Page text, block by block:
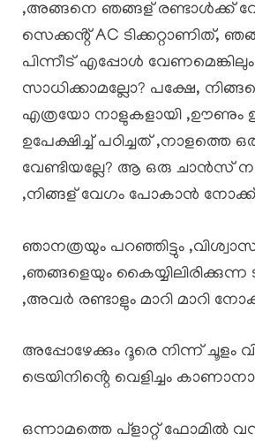
,അങ്ങനെ ഞങ്ങള് രണ്ടാൾക്ക്
സെക്കൻ്റ് AC ടിക്കറ്റാണിത്,
പിന്നീട് എപ്പോൾ വേണമെങ്കിലും
സാധിക്കാമല്ലോ? പക്ഷേ,
എത്രയോ നാളുകളായി ,ഊണും
ഉപേക്ഷിച്ച് പഠിച്ചത് ,നാളത്തെ
വേണ്ടിയല്ലേ? ആ ഒരു ചാൻസ്
,നിങ്ങള് വേഗം പോകാൻ
ഞാനത്രയും പറഞ്ഞിട്ടും
,ഞങ്ങളെയും കൈയ്യിലിരിക്കുന്ന
,അവർ രണ്ടാളും മാറി മാറി
അപ്പോഴേക്കും ദൂരെ നിന്ന് ചൂളം
ട്രെയിനിൻ്റെ വെളിച്ചം
ഒന്നാമത്തെ പ്ളാറ്റ് ഫോമിൽ